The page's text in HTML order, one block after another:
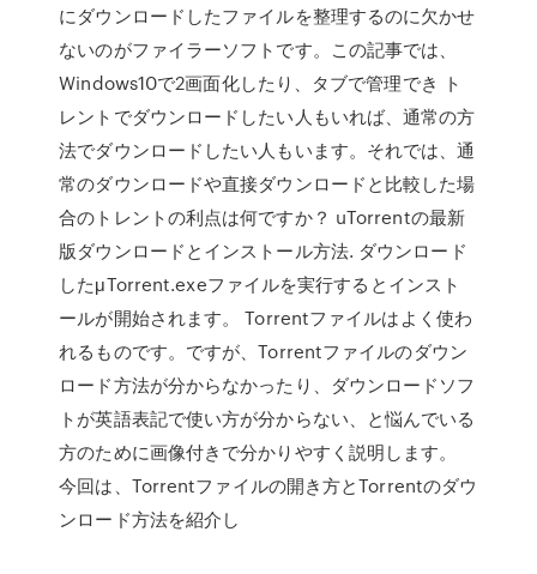
にダウンロードしたファイルを整理するのに欠かせ
ないのがファイラーソフトです。この記事では、
Windows10で2画面化したり、タブで管理でき ト
レントでダウンロードしたい人もいれば、通常の方
法でダウンロードしたい人もいます。それでは、通
常のダウンロードや直接ダウンロードと比較した場
合のトレントの利点は何ですか？ uTorrentの最新
版ダウンロードとインストール方法. ダウンロード
したμTorrent.exeファイルを実行するとインスト
ールが開始されます。 Torrentファイルはよく使わ
れるものです。ですが、Torrentファイルのダウン
ロード方法が分からなかったり、ダウンロードソフ
トが英語表記で使い方が分からない、と悩んでいる
方のために画像付きで分かりやすく説明します。
今回は、Torrentファイルの開き方とTorrentのダウ
ンロード方法を紹介し